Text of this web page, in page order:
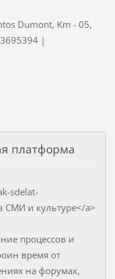
Dumont, Km - 05,
|
платформа
sdelat-
СМИ и культуре</a>
процессов и
время от
на форумах,